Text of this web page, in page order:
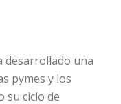
desarrollado una
pymes y los
su ciclo de